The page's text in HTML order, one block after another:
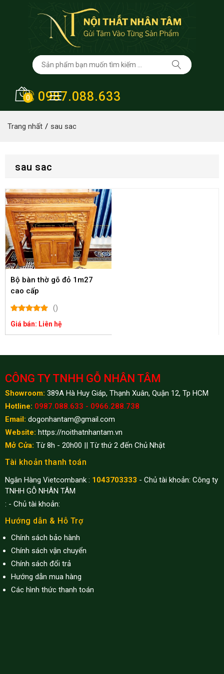
0987.088.633
0
Trang nhất sau sac
sau sac
Bộ bàn thờ gõ đỏ 1m27
cao cấp
()
Giá bán: Liên hệ
CÔNG TY TNHH GỖ NHÂN TÂM
Showroom: 389A Hà Huy Giáp, Thạnh Xuân, Quận 12, Tp HCM
Hotline: 0987.088.633 - 0966.288.738
Email: dogonhantam@gmail.com
Website: https://noithatnhantam.vn
Mở Cửa: Từ 8h - 20h00 || Từ thứ 2 đến Chủ Nhật
Tài khoản thanh toán
Ngân Hàng Vietcombank : 1043703333 - Chủ tài khoản: Công ty
TNHH GỖ NHÂN TÂM
: - Chủ tài khoản:
Hướng dẫn & Hỗ Trợ
Chính sách bảo hành
Chính sách vận chuyển
Chính sách đổi trả
Hướng dẫn mua hàng
Các hình thức thanh toán